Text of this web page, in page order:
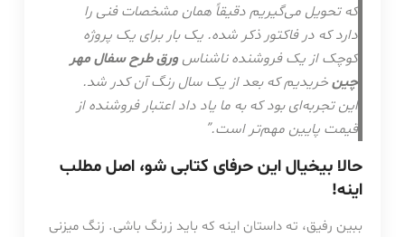
که تحویل می‌گیریم دقیقاً همان مشخصات فنی را
دارد که در فاکتور ذکر شده. یک بار برای یک پروژه
کوچک از یک فروشنده ناشناس ورق طرح سفال مهر
چینخریدیم که بعد از یک سال رنگ آن کدر شد.
این تجربه‌ای بود که به ما یاد داد اعتبار فروشنده از
قیمت پایین مهم‌تر است.”
حالا بیخیال این حرفای کتابی شو، اصل مطلب
اینه!
ببین رفیق، ته داستان اینه که باید زرنگ باشی. زنگ میزنی